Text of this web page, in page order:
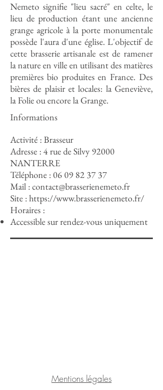
Nemeto signifie "lieu sacré" en celte, le
lieu de production étant une ancienne
grange agricole à la porte monumentale
possède l'aura d'une église. L'objectif de
cette brasserie artisanale est de ramener
la nature en ville en utilisant des matières
premières bio produites en France. Des
bières de plaisir et locales: la Geneviève,
la Folie ou encore la Grange.
Informations
Activité : Brasseur
Adresse : 4 rue de Silvy 92000
NANTERRE
Téléphone :06 09 82 37 37
Mail :contact@brasserienemeto.fr
Site :https://www.brasserienemeto.fr/
Horaires :
Accessible sur rendez-vous uniquement
Mentions légales